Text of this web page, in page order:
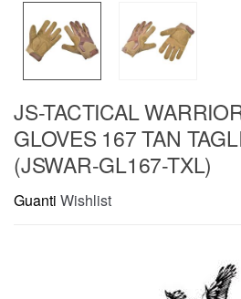
JS-TACTICAL
GLOVES 167 TAN
(JSWAR-GL167-TXL)
Guanti Wishlist